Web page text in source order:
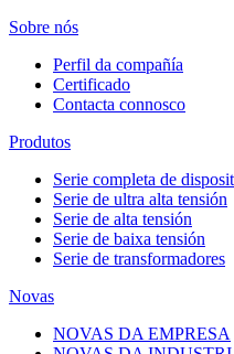
Sobre nós
Perfil da compañía
Certificado
Contacta connosco
Produtos
Serie completa de
Serie de ultra alta tensión
Serie de alta tensión
Serie de baixa tensión
Serie de transformadores
Novas
NOVAS DA EMPRESA